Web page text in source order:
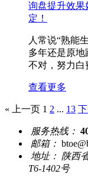
询盘提升效果
定！
人常说“熟能
多年还是原
不对，努
查看更多
« 上一页 1 2 ... 13
服务热线：
邮箱：
地址： 陕西
T6-1402号